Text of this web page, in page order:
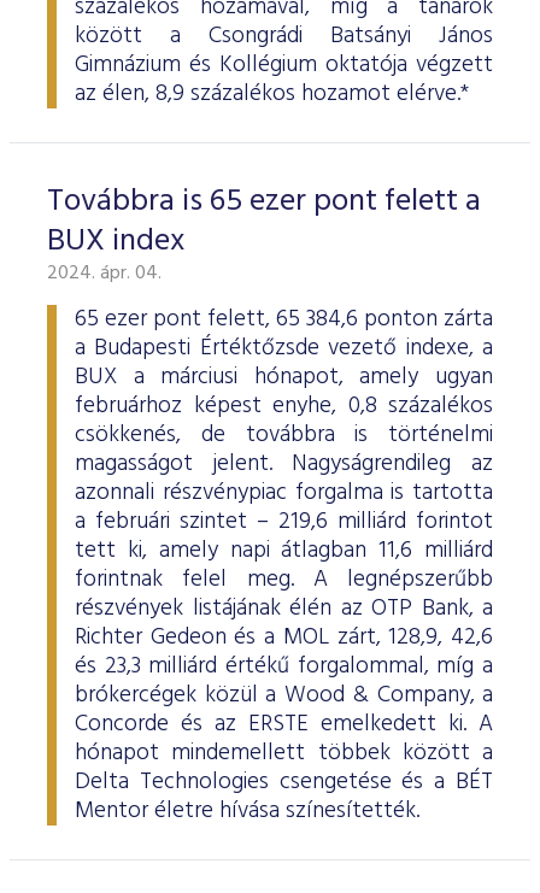
százalékos hozamával, míg a tanárok
között a Csongrádi Batsányi János
Gimnázium és Kollégium oktatója végzett
az élen, 8,9 százalékos hozamot elérve.*
Továbbra is 65 ezer pont felett a
BUX index
2024. ápr. 04.
65 ezer pont felett, 65 384,6 ponton zárta
a Budapesti Értéktőzsde vezető indexe, a
BUX a márciusi hónapot, amely ugyan
februárhoz képest enyhe, 0,8 százalékos
csökkenés, de továbbra is történelmi
magasságot jelent. Nagyságrendileg az
azonnali részvénypiac forgalma is tartotta
a februári szintet – 219,6 milliárd forintot
tett ki, amely napi átlagban 11,6 milliárd
forintnak felel meg. A legnépszerűbb
részvények listájának élén az OTP Bank, a
Richter Gedeon és a MOL zárt, 128,9, 42,6
és 23,3 milliárd értékű forgalommal, míg a
brókercégek közül a Wood & Company, a
Concorde és az ERSTE emelkedett ki. A
hónapot mindemellett többek között a
Delta Technologies csengetése és a BÉT
Mentor életre hívása színesítették.